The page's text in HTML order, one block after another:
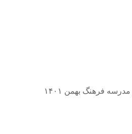
فرهنگ بهمن ۱۴۰۱